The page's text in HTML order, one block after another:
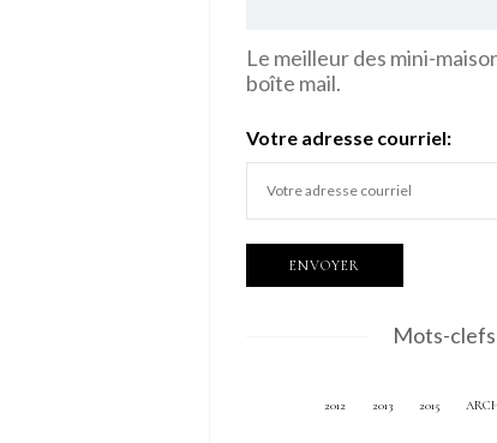
Le meilleur des mini-
boîte mail.
Votre adresse courriel:
Mots-clefs
2012 2013 2015